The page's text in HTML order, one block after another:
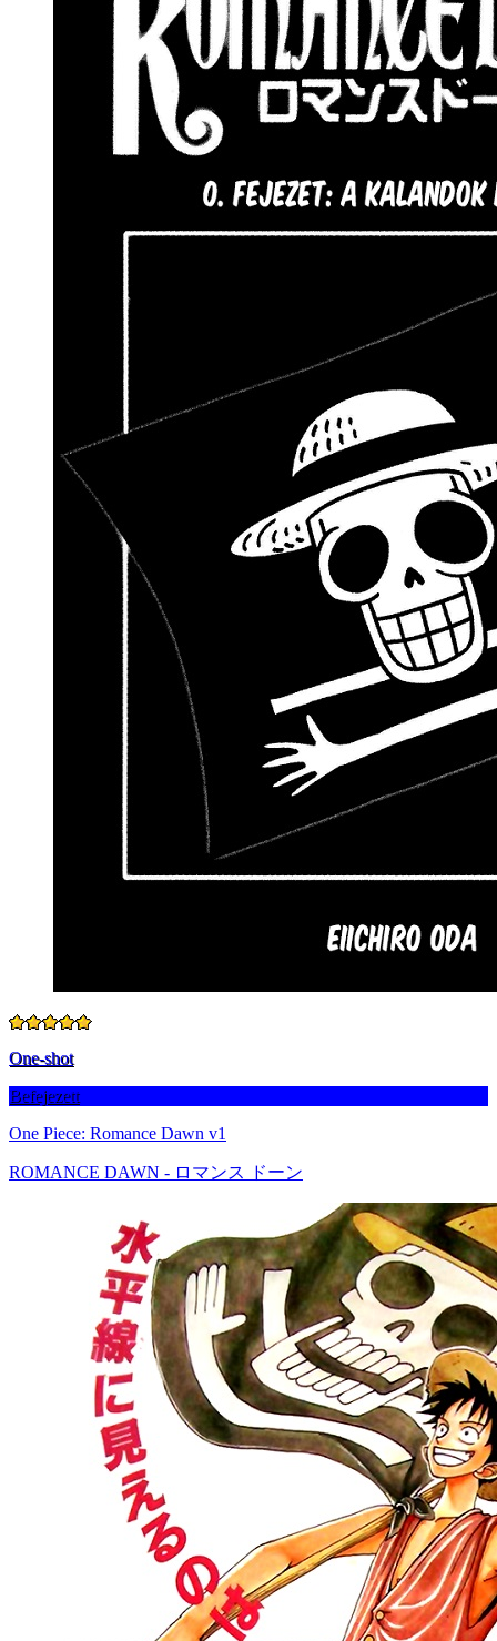
One-shot
Befejezett
One Piece: Romance Dawn v1
ROMANCE DAWN - ロマンス ドーン